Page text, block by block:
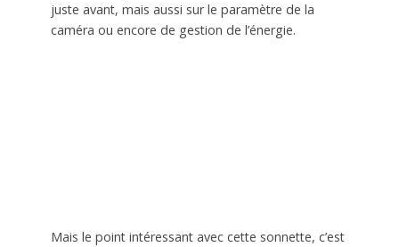
juste avant, mais aussi sur le paramètre de la
caméra ou encore de gestion de l’énergie.
Mais le point intéressant avec cette sonnette, c’est